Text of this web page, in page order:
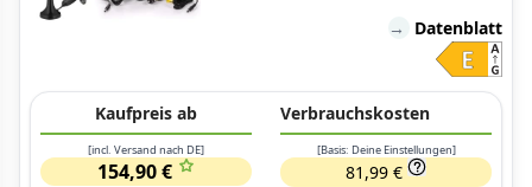
→ Datenblatt
Kaufpreis ab
[incl. Versand nach DE]
154,90 €
Verbrauchskosten
[Basis: Deine Einstellungen]
81,99 €